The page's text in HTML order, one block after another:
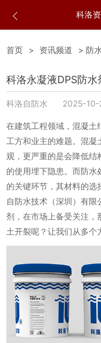
科洛
首页 > 资讯频道 > 防
科洛永凝液DPS防
科洛自防水 2025-
在建筑工程领域，混凝土
工方和业主的难题。混凝
观，更严重的是会降低
的使用埋下隐患。而防
的关键环节，其材料的选
自防水技术（深圳）有限
剂，在市场上备受关注，
土开裂呢？让我们从多个